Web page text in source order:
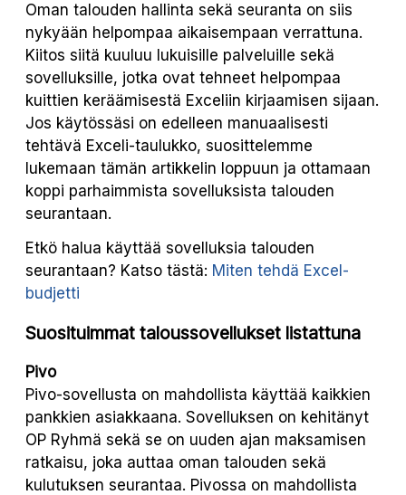
Oman talouden hallinta sekä seuranta on siis
nykyään helpompaa aikaisempaan verrattuna.
Kiitos siitä kuuluu lukuisille palveluille sekä
sovelluksille, jotka ovat tehneet helpompaa
kuittien keräämisestä Exceliin kirjaamisen sijaan.
Jos käytössäsi on edelleen manuaalisesti
tehtävä Exceli-taulukko, suosittelemme
lukemaan tämän artikkelin loppuun ja ottamaan
koppi parhaimmista sovelluksista talouden
seurantaan.
Etkö halua käyttää sovelluksia talouden
seurantaan? Katso tästä: Miten tehdä Excel-
budjetti
Suosituimmat taloussovellukset listattuna
Pivo
Pivo-sovellusta on mahdollista käyttää kaikkien
pankkien asiakkaana. Sovelluksen on kehitänyt
OP Ryhmä sekä se on uuden ajan maksamisen
ratkaisu, joka auttaa oman talouden sekä
kulutuksen seurantaa. Pivossa on mahdollista